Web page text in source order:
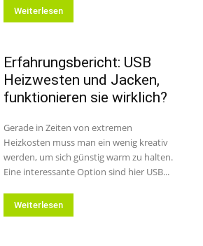
Weiterlesen
Erfahrungsbericht: USB
Heizwesten und Jacken,
funktionieren sie wirklich?
Gerade in Zeiten von extremen
Heizkosten muss man ein wenig kreativ
werden, um sich günstig warm zu halten.
Eine interessante Option sind hier USB...
Weiterlesen